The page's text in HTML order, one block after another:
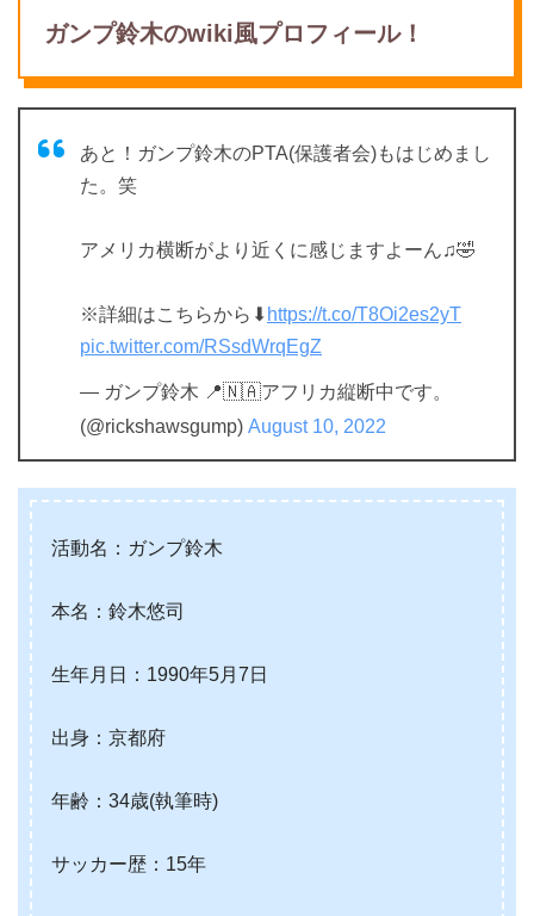
ガンプ鈴木のwiki風プロフィール！
あと！ガンプ鈴木のPTA(保護者会)もはじめまし
た。笑
アメリカ横断がより近くに感じますよーん♫🤣
※詳細はこちらから⬇︎ https://t.co/T8Oi2es2yT
pic.twitter.com/RSsdWrqEgZ
— ガンプ鈴木 📍🇳🇦アフリカ縦断中です。
(@rickshawsgump) August 10, 2022
活動名：ガンプ鈴木
本名：鈴木悠司
生年月日：1990年5月7日
出身：京都府
年齢：34歳(執筆時)
サッカー歴：15年